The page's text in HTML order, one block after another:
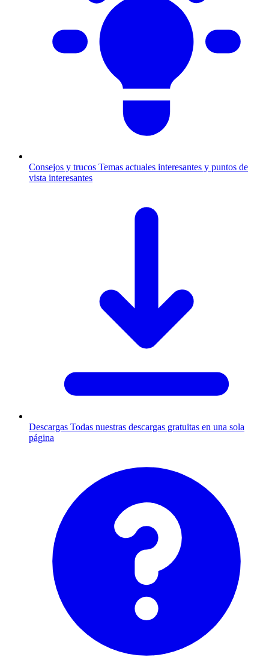
Consejos y trucos Temas actuales interesantes y puntos de
vista interesantes
Descargas Todas nuestras descargas gratuitas en una sola
página